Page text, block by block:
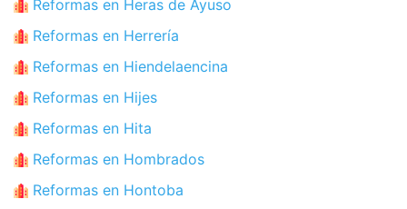
Reformas en Heras de Ayuso
Reformas en Herrería
Reformas en Hiendelaencina
Reformas en Hijes
Reformas en Hita
Reformas en Hombrados
Reformas en Hontoba